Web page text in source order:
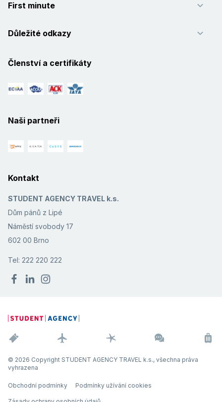
First minute
Důležité odkazy
Členství a certifikáty
Naši partneři
Kontakt
STUDENT AGENCY TRAVEL k.s.
Dům pánů z Lipé
Náměstí svobody 17
602 00 Brno
Tel: 222 220 222
© 2026 Copyright STUDENT AGENCY TRAVEL k.s., všechna práva
vyhrazena
Obchodní podmínky Podmínky užívání cookies